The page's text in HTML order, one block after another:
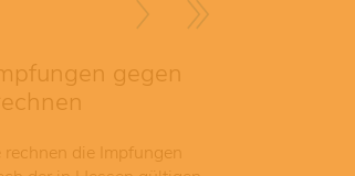
gegen
die Impfungen